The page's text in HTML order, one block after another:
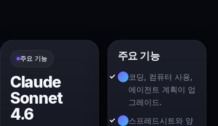
주요 기능
Claude
Sonnet
4.6
주요 기능
코딩, 컴퓨터 사용,
에이전트 계획이 업
그레이드.
스프레드시트와 양